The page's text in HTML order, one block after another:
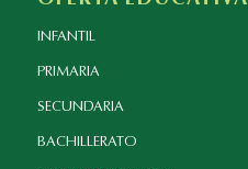
INFANTIL
PRIMARIA
SECUNDARIA
BACHILLERATO